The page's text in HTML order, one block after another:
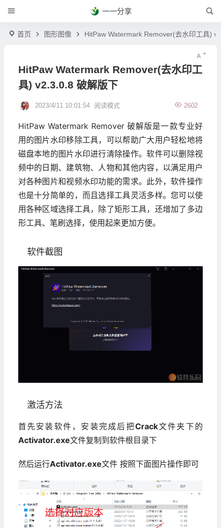
一一分享
首页 图形图像 HitPaw Watermark Remover(去水印工具)
HitPaw Watermark Remover(去水印工
具) v2.3.0.8 破解版下
2023/4/11 10:01:54 2602
阅读模式
HitPaw Watermark Remover 破解版是一款专业好
用的图片水印移除工具，可以帮助广大用户轻松地将
磁盘本地的图片水印进行清除操作。软件可以删除视
频中的日期、建筑物、人物和其他内容，以满足用户
对各种图片和视频水印功能的需求。此外，软件操作
也是十分简单的，而且选择工具灵活多样。您可以使
用各种区域选择工具，除了矩形工具，还增加了多边
形工具、笔刷选择，使用起来更加方便。
软件截图
激活方法
首先安装软件，安装完成后把Crack文件夹下的
Activator.exe文件复制到软件根目录下
然后运行Activator.exe文件 按照下面图片操作即可